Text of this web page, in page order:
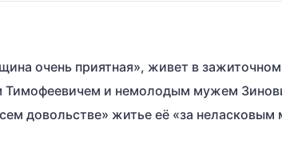
очень приятная», живет в
и немолодым мужем
довольстве» житье её «за